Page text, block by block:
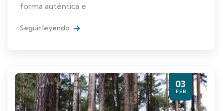
forma auténtica e
Seguir leyendo
03
FEB